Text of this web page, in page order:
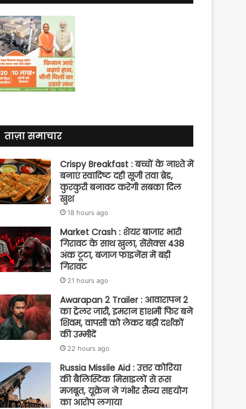
ताज़ा समाचार
Crispy Breakfast : बच्चों के नाश्ते में
बनाएं स्वादिष्ट दही सूजी तवा ब्रेड,
कुरकुरी बनावट करेगी सबका दिल
खुश
18 hours ago
Market Crash : शेयर बाजार भारी
गिरावट के साथ खुला, सेंसेक्स 438
अंक टूटा, बजाज फाइनेंस में बड़ी
गिरावट
21 hours ago
Awarapan 2 Trailer : आवारापन 2
का ट्रेलर जारी, इमरान हाशमी फिर बने
शिवम, वापसी को लेकर बढ़ी दर्शकों
की उम्मीदें
22 hours ago
Russia Missile Aid : उत्तर कोरिया
की बैलिस्टिक मिसाइलों से रूस
मजबूत, यूक्रेन ने गंभीर सैन्य सहयोग
का आरोप लगाया